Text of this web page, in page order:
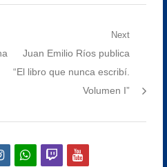
Next
Next
post:
Juan Emilio Ríos publica
“El libro que nunca escribí.
Volumen I”
instagramwhatsapp
twitchyoutube